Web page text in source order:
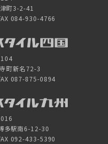
町3-2-41
084-930-4766
町新名72-3
087-875-0894
多駅南6-12-30
092-433-5390